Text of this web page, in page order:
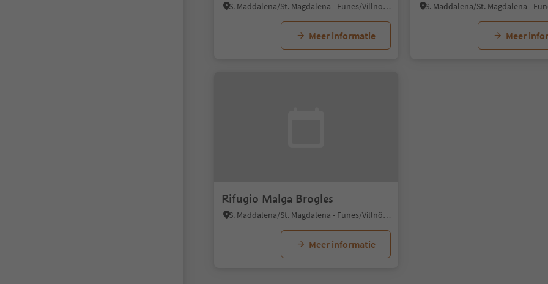
S. Maddalena/St. Magdalena - Funes/Villnöss, Villnöss/Funes, Dolomites Region Lüsen Villnöss
Meer informatie Meer
Rifugio Malga Brogles
S. Maddalena/St. Magdalena - Funes/Villnöss, Villnöss/Funes, Dolomites Region Lüsen Villnöss
Meer informatie